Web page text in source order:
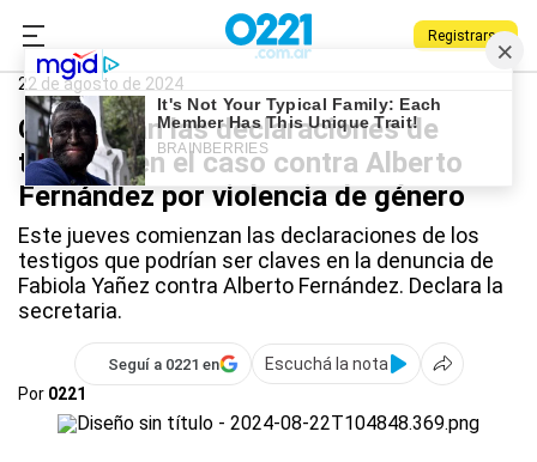
Registrarse
0221.com.ar
Alberto Fernández
22 de agosto de 2024
Comienzan las declaraciones de
testigos en el caso contra Alberto
Fernández por violencia de género
Este jueves comienzan las declaraciones de los
testigos que podrían ser claves en la denuncia de
Fabiola Yañez contra Alberto Fernández. Declara la
secretaria.
Seguí a 0221 en
Escuchá la nota
Por 0221